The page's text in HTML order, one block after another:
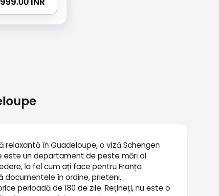
în Guadeloupe, o viză Schengen
este un departament de peste mări al
la fel cum ați face pentru Franța
în ordine, prieteni.
perioadă de 180 de zile. Rețineți, nu este o